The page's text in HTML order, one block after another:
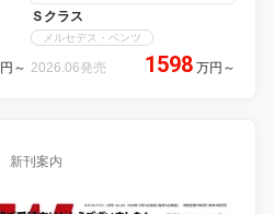
～
Ｓクラス
メルセデス・ベンツ
2026.06発売 1598 万円 ～
新刊案内